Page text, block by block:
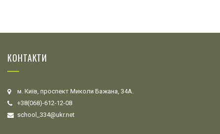
КОНТАКТИ
м. Київ, проспект Миколи Бажана, 34А.
+38(068)-612-12-08
school_334@ukr.net